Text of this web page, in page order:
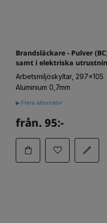
Brandsläckare - Pulver
samt i elektriska
Arbetsmiljöskyltar, 297x105
Aluminium 0,7mm
▶ Flera alternativ
från. 95:-